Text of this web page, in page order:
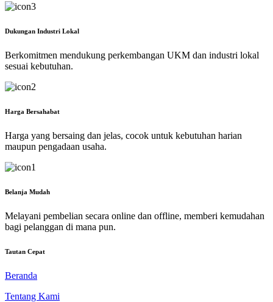
Dukungan Industri Lokal
Berkomitmen mendukung perkembangan UKM dan industri lokal
sesuai kebutuhan.
Harga Bersahabat
Harga yang bersaing dan jelas, cocok untuk kebutuhan harian
maupun pengadaan usaha.
Belanja Mudah
Melayani pembelian secara online dan offline, memberi kemudahan
bagi pelanggan di mana pun.
Tautan Cepat
Beranda
Tentang Kami